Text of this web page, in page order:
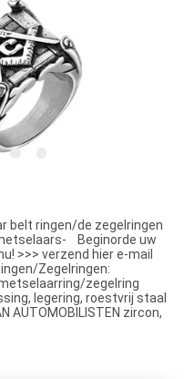
belt ringen/de zegelringen
Beginorde uw
>>> verzend hier e-mail
Zegelringen:
zegelring
legering, roestvrij staal
AUTOMOBILISTEN zircon,